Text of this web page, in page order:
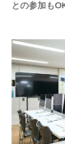
との参加も